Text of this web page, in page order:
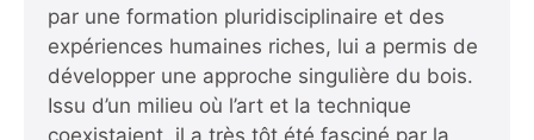
par une formation pluridisciplinaire et des
expériences humaines riches, lui a permis de
développer une approche singulière du bois.
Issu d’un milieu où l’art et la technique
coexistaient, il a très tôt été fasciné par la